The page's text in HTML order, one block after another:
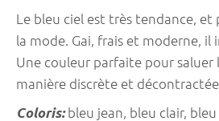
Le bleu ciel est très tendance, et
la mode. Gai, frais et moderne, il
Une couleur parfaite pour saluer
manière discrète et
Coloris:bleu jean, bleu clair, bleu